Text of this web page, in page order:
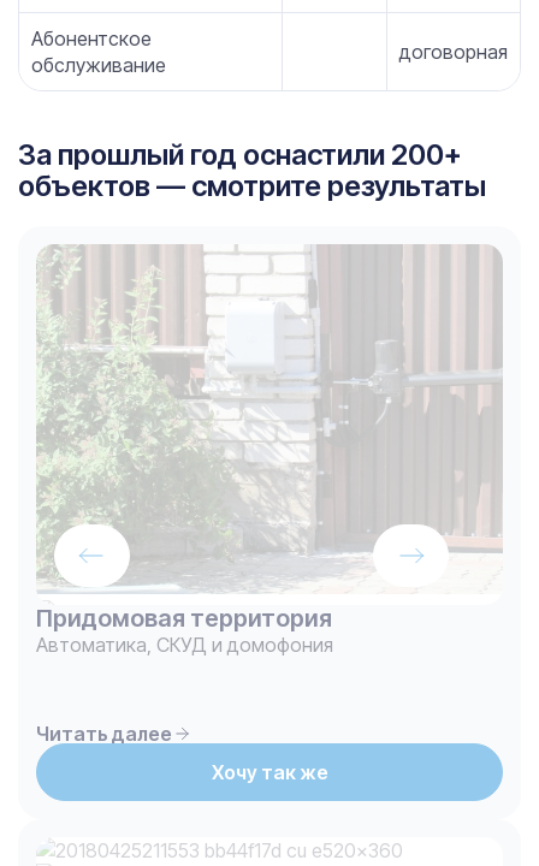
Абонентское
обслуживание
договорная
За прошлый год оснастили 200+
объектов — смотрите результаты
Придомовая территория
Автоматика, СКУД и домофония
Читать далее
Хочу так же